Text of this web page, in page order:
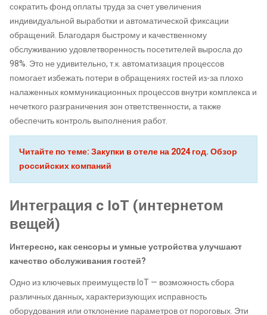
сократить фонд оплаты труда за счет увеличения
индивидуальной выработки и автоматической фиксации
обращений. Благодаря быстрому и качественному
обслуживанию удовлетворенность посетителей выросла до
98%. Это не удивительно, т.к. автоматизация процессов
помогает избежать потери в обращениях гостей из-за плохо
налаженных коммуникационных процессов внутри комплекса и
нечеткого разграничения зон ответственности, а также
обеспечить контроль выполнения работ.
Читайте по теме: Закупки в отеле на 2024 год. Обзор
российских компаний
Интеграция c IoT (интернетом
вещей)
Интересно, как сенсоры и умные устройства улучшают
качество обслуживания гостей?
Одно из ключевых преимуществ IoT — возможность сбора
различных данных, характеризующих исправность
оборудования или отклонение параметров от пороговых. Эти